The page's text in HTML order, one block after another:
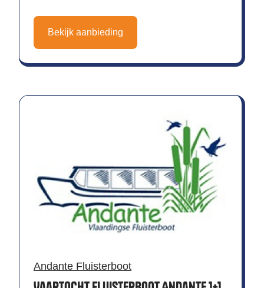
Bekijk aanbieding
Andante Fluisterboot